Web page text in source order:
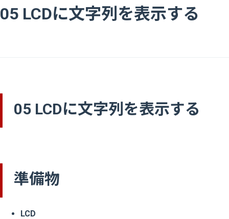
05 LCDに文字列を表示する
05 LCDに文字列を表示する
準備物
LCD